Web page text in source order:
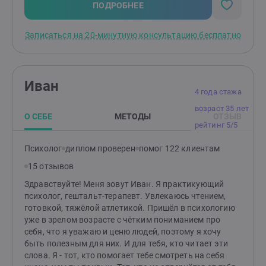
запрос и обсудим, как будем работать. Имею высшее
психологическое образование (не ДПО),
учусь и прохожу супервизии.
ПОДРОБНЕЕ
Записаться на 20-минутную консультацию бесплатно
4 года стажа
возраст 35 лет
рейтинг 5/5
Иван
О СЕБЕ МЕТОДЫ
Психолог диплом проверен помог 122 клиентам
15 отзывов
Здравствуйте! Меня зовут Иван. Я практикующий
психолог, гештальт-терапевт. Увлекаюсь чтением,
готовкой, тяжёлой атлетикой. Пришёл в психологию
уже в зрелом возрасте с чётким пониманием про
себя, что я уважаю и ценю людей, поэтому я хочу
быть полезным для них. И для тебя, кто читает эти
слова. Я - тот, кто помогает тебе смотреть на себя